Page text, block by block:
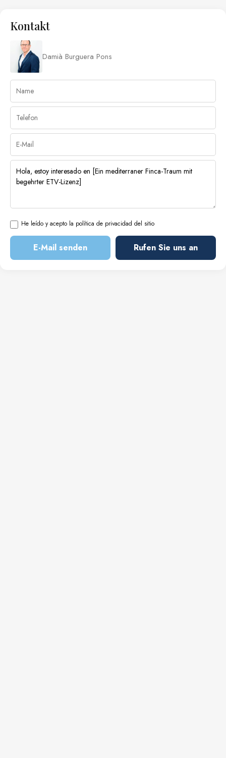
Kontakt
Damià Burguera Pons
He leído y acepto la política de privacidad del sitio
E-Mail senden Rufen Sie uns an